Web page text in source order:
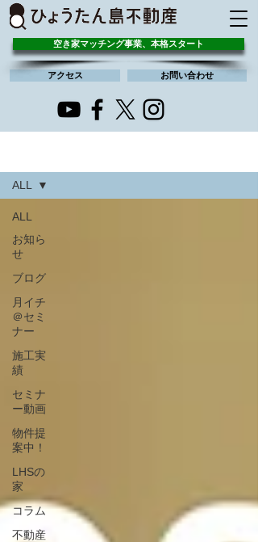
アクセス お問い合わせ
空き家マッチング事業、本格スタート
ALL
お知ら
せ
ブログ
月イチ
＠セミ
ナー
施工実
績
セミナ
ー動画
物件提
案中！
LHSの
家
コラム
不動産
ALL